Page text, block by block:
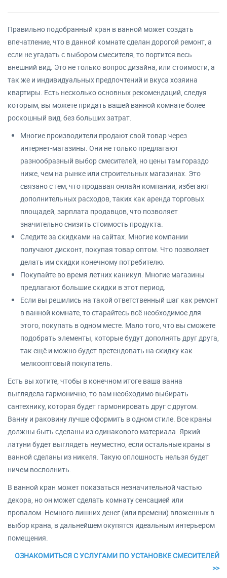
Правильно подобранный кран в ванной может создать
впечатление, что в данной комнате сделан дорогой ремонт, а
если не угадать с выбором смесителя, то портится весь
внешний вид. Это не только вопрос дизайна, или стоимости, а
так же и индивидуальных предпочтений и вкуса хозяина
квартиры. Есть несколько основных рекомендаций, следуя
которым, вы можете придать вашей ванной комнате более
роскошный вид, без больших затрат.
Многие производители продают свой товар через
интернет-магазины. Они не только предлагают
разнообразный выбор смесителей, но цены там гораздо
ниже, чем на рынке или строительных магазинах. Это
связано с тем, что продавая онлайн компании, избегают
дополнительных расходов, таких как аренда торговых
площадей, зарплата продавцов, что позволяет
значительно снизить стоимость продукта.
Следите за скидками на сайтах. Многие компании
получают дисконт, покупая товар оптом. Что позволяет
делать им скидки конечному потребителю.
Покупайте во время летних каникул. Многие магазины
предлагают большие скидки в этот период.
Если вы решились на такой ответственный шаг как ремонт
в ванной комнате, то старайтесь всё необходимое для
этого, покупать в одном месте. Мало того, что вы сможете
подобрать элементы, которые будут дополнять друг друга,
так ещё и можно будет претендовать на скидку как
мелкооптовый покупатель.
Есть вы хотите, чтобы в конечном итоге ваша ванна
выглядела гармонично, то вам необходимо выбирать
сантехнику, которая будет гармонировать друг с другом.
Ванну и раковину лучше оформить в одном стиле. Все краны
должны быть сделаны из одинакового материала. Яркий
латуни будет выглядеть неуместно, если остальные краны в
ванной сделаны из никеля. Такую оплошность нельзя будет
ничем восполнить.
В ванной кран может показаться незначительной частью
декора, но он может сделать комнату сенсацией или
провалом. Немного лишних денег (или времени) вложенных в
выбор крана, в дальнейшем окупятся идеальным интерьером
помещения.
ОЗНАКОМИТЬСЯ С УСЛУГАМИ ПО УСТАНОВКЕ СМЕСИТЕЛЕЙ
>>